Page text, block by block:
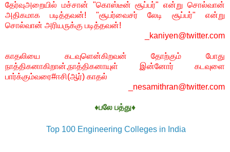
தேர்வுஅறையில் மச்சான் "கொஸ்டீன் சூப்பர்" என்று சொல்வான்
அதிகமாக படித்தவன்! "சூபர்வைசர் லேடி சூப்பர்" என்று
சொல்வான் அரியருக்கு படித்தவன்!
_kaniyen@twitter.com
காதலியை கடவுளென்கிறவன் தோற்கும் போது
நாத்திகனாகிறான்,நாத்திகனாயுள் இன்னோர் கடவுளை
பார்க்கும்வரை#ஈசி(ஆர்) காதல்
_nesamithran@twitter.com
♦பலே பத்து♦
Top 100 Engineering Colleges in India